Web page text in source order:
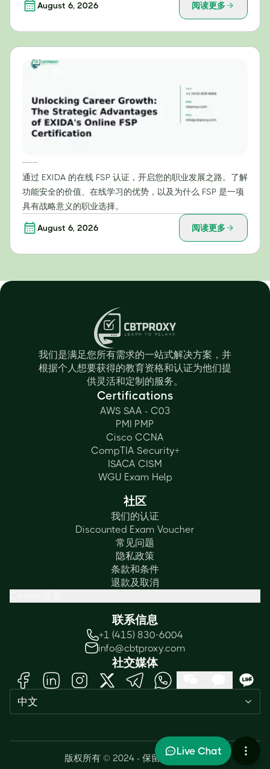
August 6, 2026 阅读更多
通过 EXIDA 的在线 FSP 认证，开启您的职业发展之路。了解
功能安全的价值、在线学习的优势，以及为什么 FSP 是一项
具有战略意义的职业选择。
August 6, 2026 阅读更多
我们是满足您所有需求的一站式解决方案，并
根据个人想要获得的教育资格和认证为他们提
供灵活和定制的服务。
Certifications
AWS SAA - C03
PMI PMP
Cisco CCNA
CompTIA Security+
ISACA CISM
WGU Exam Help
社区
我们的认证
Discounted Exam Voucher
常见问题
隐私政策
条款和条件
退款及取消
联系信息
+1 (415) 830-6004
info@cbtproxy.com
社交媒体
中文
版权所有 © 2024 - 保留所有权利。
1
Live Chat